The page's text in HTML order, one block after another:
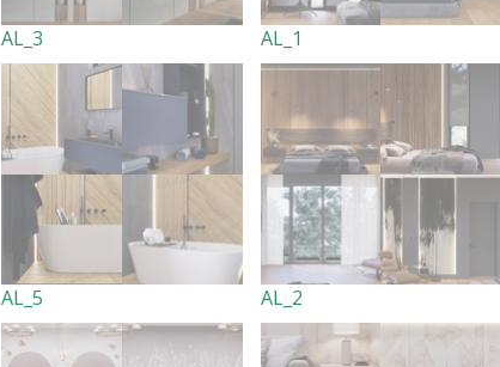
AL_3 AL_1
AL_5 AL_2